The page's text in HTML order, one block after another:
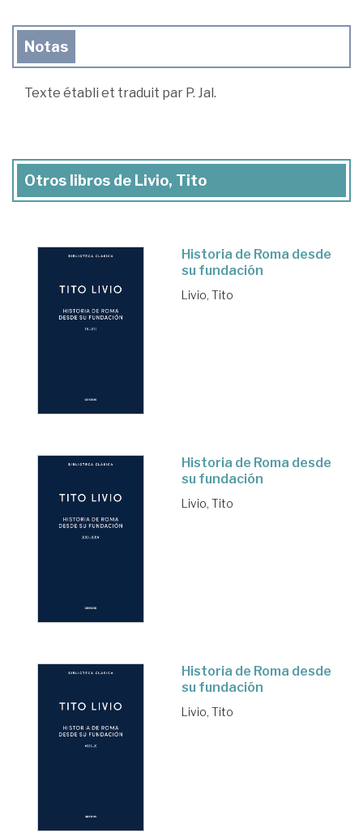
Notas
Texte établi et traduit par P. Jal.
Otros libros de Livio, Tito
Historia de Roma desde
su fundación
Livio, Tito
Historia de Roma desde
su fundación
Livio, Tito
Historia de Roma desde
su fundación
Livio, Tito